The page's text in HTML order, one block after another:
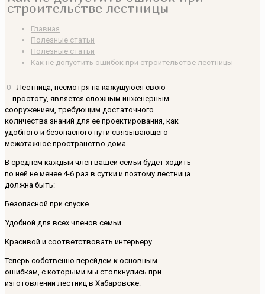
строительстве лестницы
Главная
Полезные статьи
Полезные статьи
Как не допустить ошибок при строительстве лестницы
0
Лестница, несмотря на кажущуюся свою
простоту, является сложным инженерным
сооружением, требующим достаточного
количества знаний для ее проектирования, как
удобного и безопасного пути связывающего
межэтажное пространство дома.
В среднем каждый член вашей семьи будет ходить
по ней не менее 4-6 раз в сутки и поэтому лестница
должна быть:
Безопасной при спуске.
Удобной для всех членов семьи.
Красивой и соответствовать интерьеру.
Теперь собственно перейдем к основным
ошибкам, с которыми мы столкнулись при
изготовлении лестниц в Хабаровске: